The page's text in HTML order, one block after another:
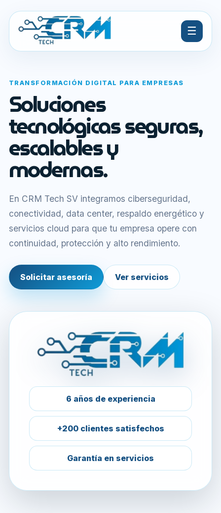
☰
TRANSFORMACIÓN DIGITAL PARA EMPRESAS
Soluciones
tecnológicas seguras,
escalables y
modernas.
En CRM Tech SV integramos ciberseguridad,
conectividad, data center, respaldo energético y
servicios cloud para que tu empresa opere con
continuidad, protección y alto rendimiento.
Solicitar asesoría Ver servicios
6 años de experiencia
+200 clientes satisfechos
Garantía en servicios